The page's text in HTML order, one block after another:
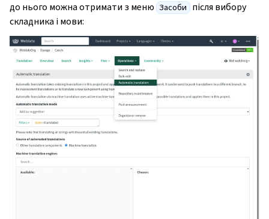
до нього можна отримати з меню Засоби після вибору
складника і мови: